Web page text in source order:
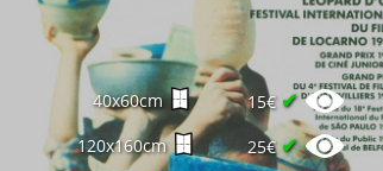
40x60cm 15€ ✔
120x160cm 25€ ✔